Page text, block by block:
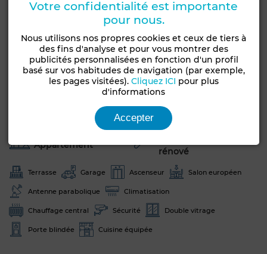
confort et de sécurité.
La remise des clé est prévue pour fin 2024
Obtenir un financement
Appartement
Etat
rénové
Terrasse Garage Ascenseur Salon européen
Antenne parabolique Climatisation
Chauffage central Sécurité Double vitrage
Porte blindée Cuisine équipée
Votre confidentialité est importante
pour nous.
Nous utilisons nos propres cookies et ceux de tiers à
des fins d'analyse et pour vous montrer des
publicités personnalisées en fonction d'un profil
basé sur vos habitudes de navigation (par exemple,
les pages visitées). Cliquez ICI pour plus
d'informations
Accepter